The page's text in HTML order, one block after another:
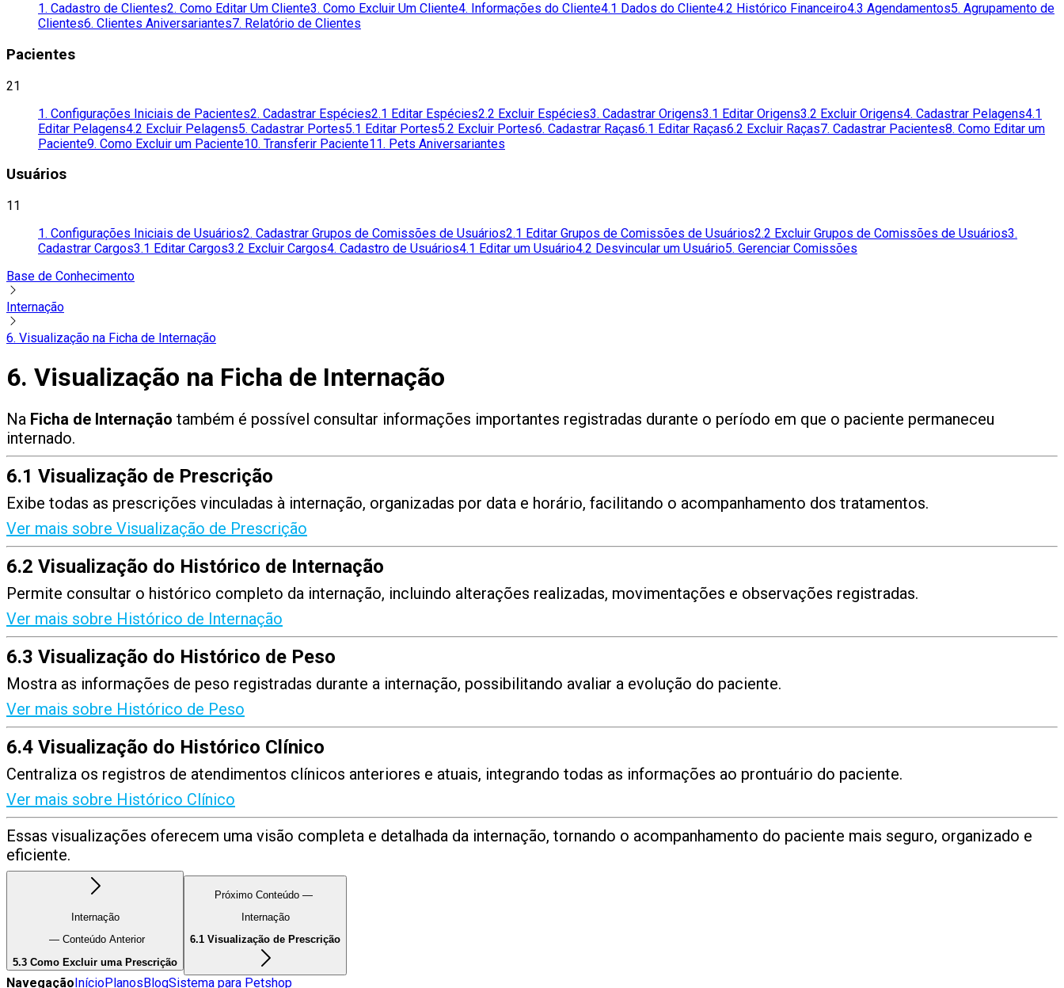
1. Cadastro de Clientes2. Como Editar Um Cliente3. Como Excluir Um Cliente4. Informações do Cliente4.1 Dados do Cliente4.2 Histórico Financeiro4.3 Agendamentos5. Agrupamento de
Clientes6. Clientes Aniversariantes7. Relatório de Clientes
Pacientes
21
1. Configurações Iniciais de Pacientes2. Cadastrar Espécies2.1 Editar Espécies2.2 Excluir Espécies3. Cadastrar Origens3.1 Editar Origens3.2 Excluir Origens4. Cadastrar Pelagens4.1
Editar Pelagens4.2 Excluir Pelagens5. Cadastrar Portes5.1 Editar Portes5.2 Excluir Portes6. Cadastrar Raças6.1 Editar Raças6.2 Excluir Raças7. Cadastrar Pacientes8. Como Editar um
Paciente9. Como Excluir um Paciente10. Transferir Paciente11. Pets Aniversariantes
Usuários
11
1. Configurações Iniciais de Usuários2. Cadastrar Grupos de Comissões de Usuários2.1 Editar Grupos de Comissões de Usuários2.2 Excluir Grupos de Comissões de Usuários3.
Cadastrar Cargos3.1 Editar Cargos3.2 Excluir Cargos4. Cadastro de Usuários4.1 Editar um Usuário4.2 Desvincular um Usuário5. Gerenciar Comissões
Base de Conhecimento
Internação
6. Visualização na Ficha de Internação
6. Visualização na Ficha de Internação
Na Ficha de Internação também é possível consultar informações importantes registradas durante o período em que o paciente permaneceu
internado.
6.1 Visualização de Prescrição
Exibe todas as prescrições vinculadas à internação, organizadas por data e horário, facilitando o acompanhamento dos tratamentos.
Ver mais sobre Visualização de Prescrição
6.2 Visualização do Histórico de Internação
Permite consultar o histórico completo da internação, incluindo alterações realizadas, movimentações e observações registradas.
Ver mais sobre Histórico de Internação
6.3 Visualização do Histórico de Peso
Mostra as informações de peso registradas durante a internação, possibilitando avaliar a evolução do paciente.
Ver mais sobre Histórico de Peso
6.4 Visualização do Histórico Clínico
Centraliza os registros de atendimentos clínicos anteriores e atuais, integrando todas as informações ao prontuário do paciente.
Ver mais sobre Histórico Clínico
Essas visualizações oferecem uma visão completa e detalhada da internação, tornando o acompanhamento do paciente mais seguro, organizado e
eficiente.
Internação
— Conteúdo Anterior
5.3 Como Excluir uma Prescrição
Próximo Conteúdo —
Internação
6.1 Visualização de Prescrição
Navegação InícioPlanos BlogSistema para Petshop